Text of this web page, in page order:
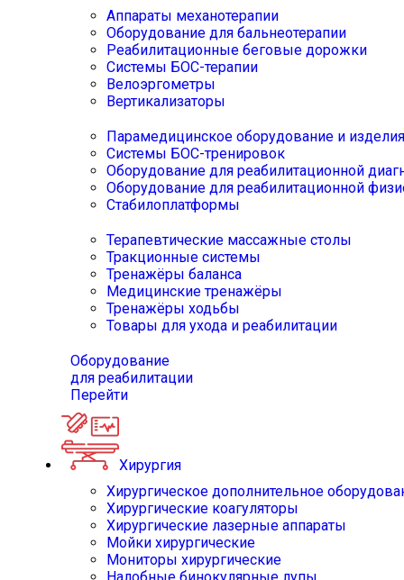
Аппараты механотерапии
Оборудование для бальнеотерапии
Реабилитационные беговые дорожки
Системы БОС-терапии
Велоэргометры
Вертикализаторы
Парамедицинское оборудование и изделия
Системы БОС-тренировок
Оборудование для реабилитационной
Оборудование для реабилитационной
Стабилоплатформы
Терапевтические массажные столы
Тракционные системы
Тренажёры баланса
Медицинские тренажёры
Тренажёры ходьбы
Товары для ухода и реабилитации
Оборудование
для реабилитации
Перейти
Хирургия
Хирургическое дополнительное
Хирургические коагуляторы
Хирургические лазерные аппараты
Мойки хирургические
Мониторы хирургические